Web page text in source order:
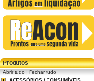
Produtos
Abrir tudo|Fechar tudo
ACESSÓRIOS / CONSUMÍVEIS